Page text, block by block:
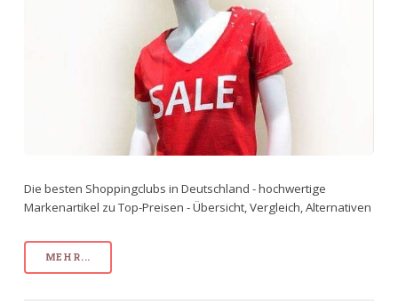
Die besten Shoppingclubs in Deutschland - hochwertige
Markenartikel zu Top-Preisen - Übersicht, Vergleich, Alternativen
MEHR...